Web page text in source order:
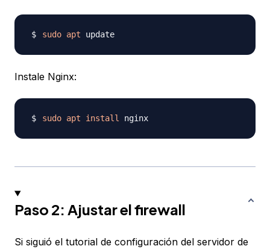
sudo apt
Instale Nginx:
sudo apt install
Paso 2: Ajustar el firewall
Si siguió el tutorial de configuración del servidor de